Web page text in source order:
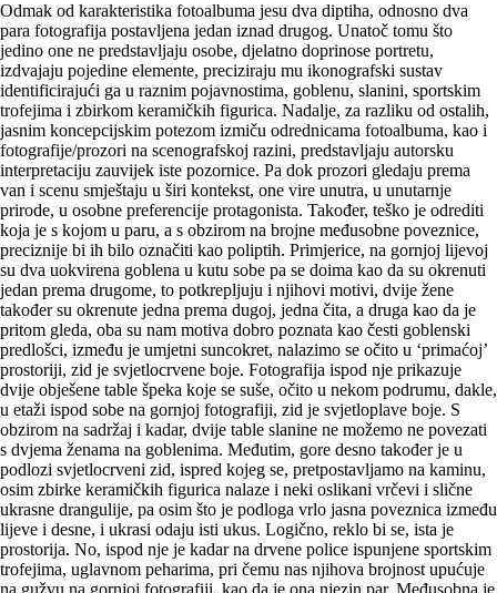
Odmak od karakteristika fotoalbuma jesu dva diptiha, odnosno dva
para fotografija postavljena jedan iznad drugog. Unatoč tomu što
jedino one ne predstavljaju osobe, djelatno doprinose portretu,
izdvajaju pojedine elemente, preciziraju mu ikonografski sustav
identificirajući ga u raznim pojavnostima, goblenu, slanini, sportskim
trofejima i zbirkom keramičkih figurica. Nadalje, za razliku od ostalih,
jasnim koncepcijskim potezom izmiču odrednicama fotoalbuma, kao i
fotografije/prozori na scenografskoj razini, predstavljaju autorsku
interpretaciju zauvijek iste pozornice. Pa dok prozori gledaju prema
van i scenu smještaju u širi kontekst, one vire unutra, u unutarnje
prirode, u osobne preferencije protagonista. Također, teško je odrediti
koja je s kojom u paru, a s obzirom na brojne međusobne poveznice,
preciznije bi ih bilo označiti kao poliptih. Primjerice, na gornjoj lijevoj
su dva uokvirena goblena u kutu sobe pa se doima kao da su okrenuti
jedan prema drugome, to potkrepljuju i njihovi motivi, dvije žene
također su okrenute jedna prema dugoj, jedna čita, a druga kao da je
pritom gleda, oba su nam motiva dobro poznata kao česti goblenski
predlošci, između je umjetni suncokret, nalazimo se očito u ‘primaćoj’
prostoriji, zid je svjetlocrvene boje. Fotografija ispod nje prikazuje
dvije obješene table špeka koje se suše, očito u nekom podrumu, dakle,
u etaži ispod sobe na gornjoj fotografiji, zid je svjetloplave boje. S
obzirom na sadržaj i kadar, dvije table slanine ne možemo ne povezati
s dvjema ženama na goblenima. Međutim, gore desno također je u
podlozi svjetlocrveni zid, ispred kojeg se, pretpostavljamo na kaminu,
osim zbirke keramičkih figurica nalaze i neki oslikani vrčevi i slične
ukrasne drangulije, pa osim što je podloga vrlo jasna poveznica između
lijeve i desne, i ukrasi odaju isti ukus. Logično, reklo bi se, ista je
prostorija. No, ispod nje je kadar na drvene police ispunjene sportskim
trofejima, uglavnom peharima, pri čemu nas njihova brojnost upućuje